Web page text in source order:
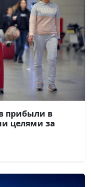
прибыли в
целями за